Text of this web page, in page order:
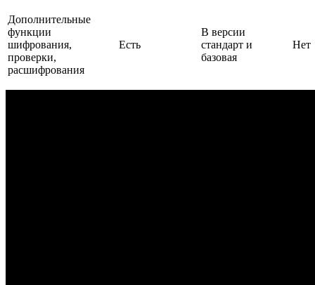
Дополнительные
функции
шифрования,
проверки,
расшифрования
Есть
В версии
стандарт и
базовая
Нет